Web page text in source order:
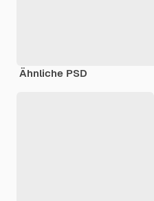
Ähnliche PSD